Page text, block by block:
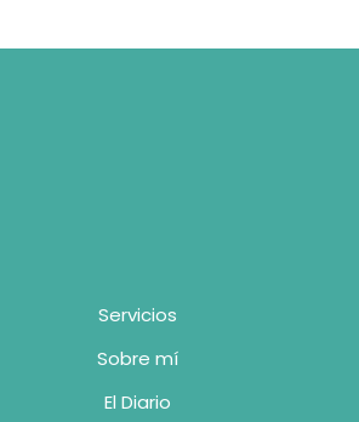
Servicios
Sobre mí
El Diario